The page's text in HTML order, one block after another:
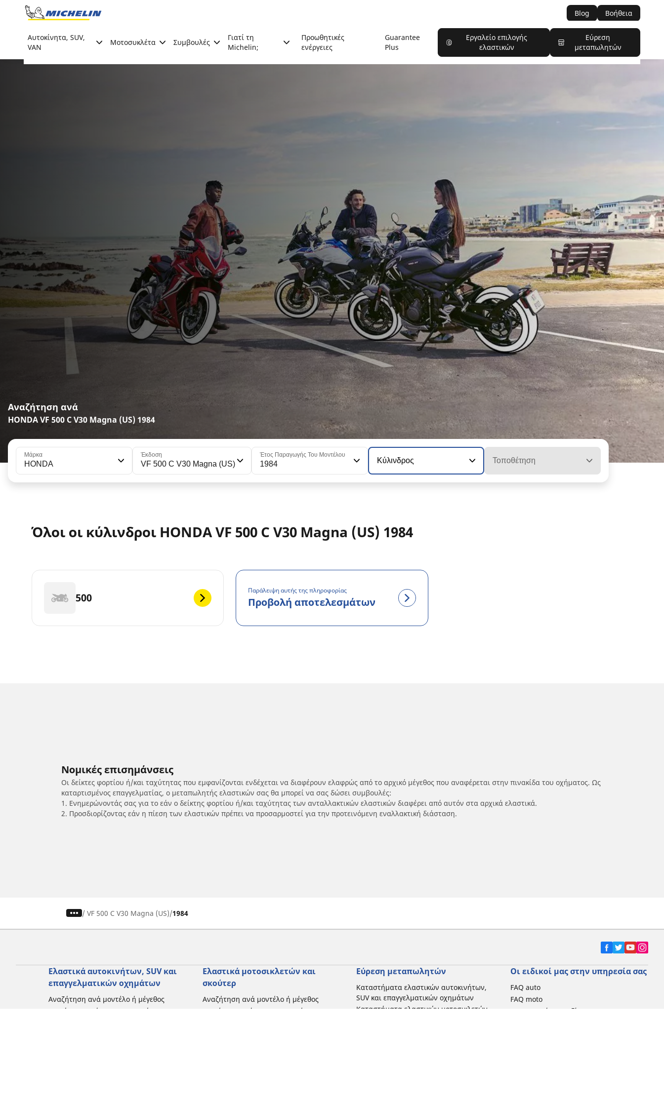
Go to page content
Blog Βοήθεια
Αυτοκίνητα, SUV,
VAN
Μοτοσυκλέτα Συμβουλές
Γιατί τη
Michelin;
Προωθητικές
ενέργειες
Guarantee
Plus
Εργαλείο επιλογής
ελαστικών
Εύρεση
μεταπωλητών
Αναζήτηση ανά
HONDA VF 500 C V30 Magna (US) 1984
Μάρκα
HONDA
Έκδοση
VF 500 C V30 Magna (US)
Έτος Παραγωγής Του Μοντέλου
1984 Κύλινδρος Τοποθέτηση
Όλοι οι κύλινδροι HONDA VF 500 C V30 Magna (US) 1984
500
Παράλειψη αυτής της πληροφορίας
Προβολή αποτελεσμάτων
Νομικές επισημάνσεις
Οι δείκτες φορτίου ή/και ταχύτητας που εμφανίζονται ενδέχεται να διαφέρουν ελαφρώς από το αρχικό μέγεθος που αναφέρεται στην πινακίδα του οχήματος. Ως
καταρτισμένος επαγγελματίας, ο μεταπωλητής ελαστικών σας θα μπορεί να σας δώσει συμβουλές:
1. Ενημερώνοντάς σας για το εάν ο δείκτης φορτίου ή/και ταχύτητας των ανταλλακτικών ελαστικών διαφέρει από αυτόν στα αρχικά ελαστικά.
2. Προσδιορίζοντας εάν η πίεση των ελαστικών πρέπει να προσαρμοστεί για την προτεινόμενη εναλλακτική διάσταση.
/ VF 500 C V30 Magna (US) 1984
Ελαστικά αυτοκινήτων, SUV και
επαγγελματικών οχημάτων
Αναζήτηση ανά μοντέλο ή μέγεθος
Περιήγηση ανά κατασκευαστή
Ελαστικά μοτοσικλετών και
σκούτερ
Αναζήτηση ανά μοντέλο ή μέγεθος
Περιήγηση ανά κατασκευαστή
Εύρεση μεταπωλητών
Καταστήματα ελαστικών αυτοκινήτων,
SUV και επαγγελματικών οχημάτων
Καταστήματα ελαστικών μοτοσικλετών
Οι ειδικοί μας στην υπηρεσία σας
FAQ auto
FAQ moto
Επικοινωνήστε μαζί μας